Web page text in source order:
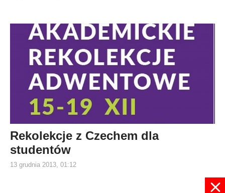
Rekolekcje z Czechem dla
studentów
13 grudnia 2013, 01:12